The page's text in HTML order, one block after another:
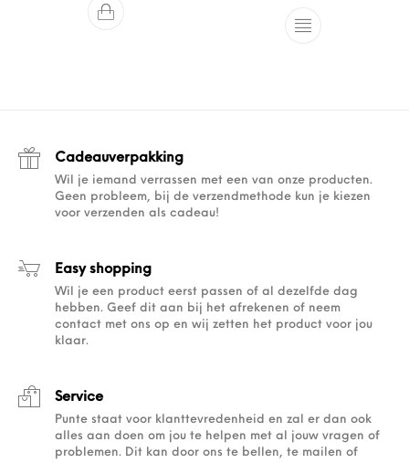
Cadeauverpakking
Wil je iemand verrassen met een van onze producten.
Geen probleem, bij de verzendmethode kun je kiezen
voor verzenden als cadeau!
Easy shopping
Wil je een product eerst passen of al dezelfde dag
hebben. Geef dit aan bij het afrekenen of neem
contact met ons op en wij zetten het product voor jou
klaar.
Service
Punte staat voor klanttevredenheid en zal er dan ook
alles aan doen om jou te helpen met al jouw vragen of
problemen. Dit kan door ons te bellen, te mailen of